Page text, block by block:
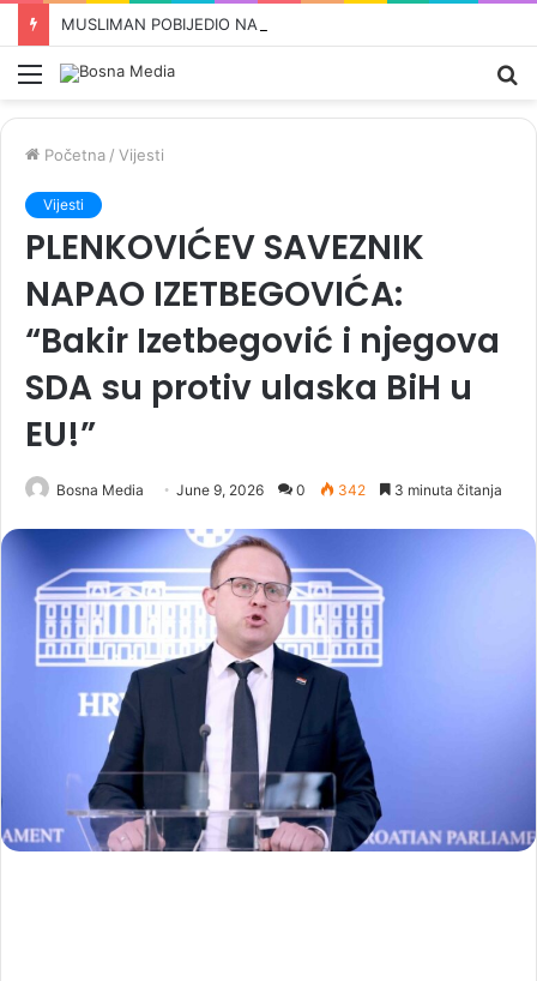
Meni
Početna / Vijesti
Vijesti
PLENKOVIĆEV SAVEZNIK
NAPAO IZETBEGOVIĆA:
“Bakir Izetbegović i njegova
SDA su protiv ulaska BiH u
EU!”
Bosna Media June 9, 2026 0 342 3 minuta čitanja